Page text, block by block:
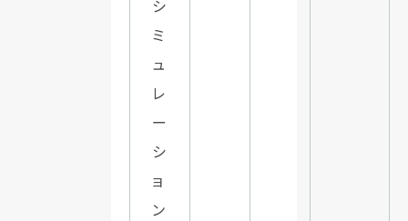
シ
ミ
ュ
レ
ー
シ
ョ
ン